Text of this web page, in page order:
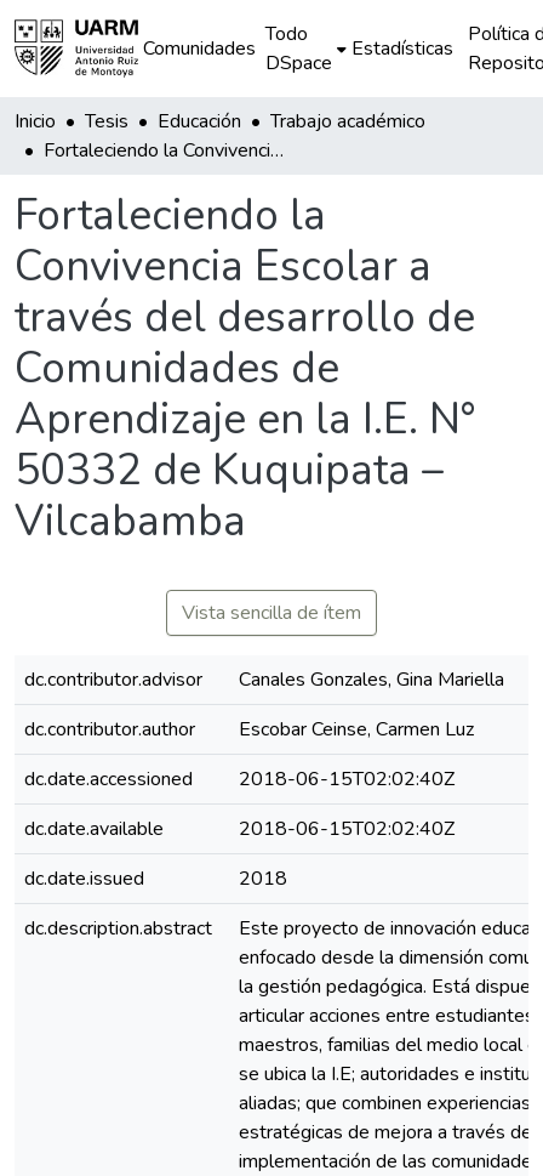
Comunidades
Todo
DSpace
Estadísticas
Política
Inicio Tesis Educación
Trabajo académico
Fortaleciendo la Convivencia Escolar a través del desarrollo de Comunidades de Aprendizaje en la I.E. N° 50332 de Kuquipata – Vilcabamba
Fortaleciendo la
Convivencia Escolar a
través del desarrollo de
Comunidades de
Aprendizaje en la I.E. N°
50332 de Kuquipata –
Vilcabamba
Vista sencilla de ítem
dc.contributor.advisor
Canales Gonzales, Gina Mariella
dc.contributor.author
Escobar Ceinse, Carmen Luz
dc.date.accessioned
2018-06-15T02:02:40Z
dc.date.available
2018-06-15T02:02:40Z
dc.date.issued
2018
dc.description.abstract
Este proyecto de innovación
enfocado desde la dimensión
la gestión pedagógica. Está
articular acciones entre estudiantes,
maestros, familias del medio local
se ubica la I.E; autoridades e
aliadas; que combinen experiencias
estratégicas de mejora a través de
implementación de las